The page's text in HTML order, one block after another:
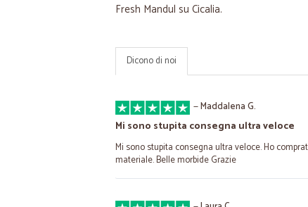
Fresh Mandul su Cicalia.
Dicono di noi
—Maddalena G.
Mi sono stupita consegna ultra veloce
Mi sono stupita consegna ultra veloce. Ho
materiale. Belle morbide Grazie